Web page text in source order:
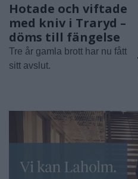
Hotade och viftade
med kniv i Traryd –
döms till fängelse
Tre år gamla brott har nu fått
sitt avslut.